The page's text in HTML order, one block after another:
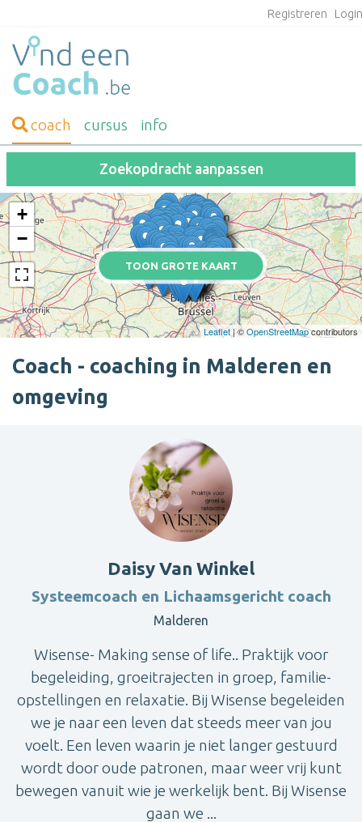
Registreren
coach cursus info
Zoekopdracht aanpassen
TOON GROTE KAART
+
−
Leaflet| ©OpenStreetMapcontributors
Coach - coaching in Malderen en
omgeving
Daisy Van Winkel
Systeemcoach en Lichaamsgericht coach
Malderen
Wisense- Making sense of life.. Praktijk voor
begeleiding, groeitrajecten in groep, familie-
opstellingen en relaxatie. Bij Wisense begeleiden
we je naar een leven dat steeds meer van jou
voelt. Een leven waarin je niet langer gestuurd
wordt door oude patronen, maar weer vrij kunt
bewegen vanuit wie je werkelijk bent. Bij Wisense
gaan we ...